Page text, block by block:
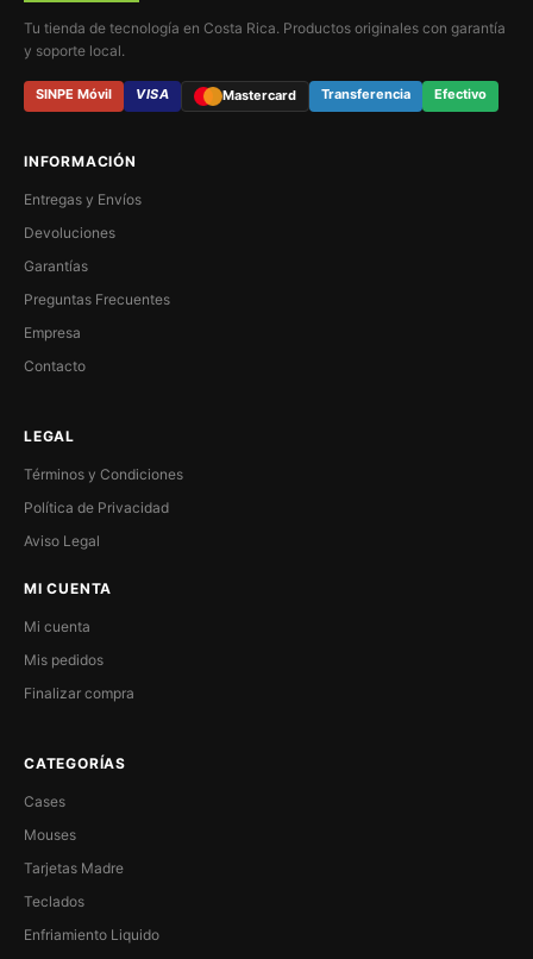
Tu tienda de tecnología en Costa Rica. Productos originales con garantía
y soporte local.
SINPE Móvil VISA Mastercard Transferencia Efectivo
INFORMACIÓN
Entregas y Envíos
Devoluciones
Garantías
Preguntas Frecuentes
Empresa
Contacto
LEGAL
Términos y Condiciones
Política de Privacidad
Aviso Legal
MI CUENTA
Mi cuenta
Mis pedidos
Finalizar compra
CATEGORÍAS
Cases
Mouses
Tarjetas Madre
Teclados
Enfriamiento Liquido